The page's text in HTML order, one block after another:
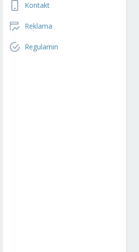
Kontakt
Reklama
Regulamin